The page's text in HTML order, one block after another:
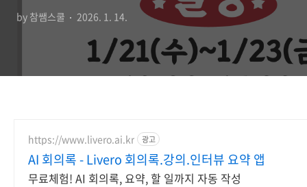
by 참쌤스쿨 2026. 1. 14.
https://www.livero.ai.kr 광고
AI 회의록 - Livero 회의록.강의.인터뷰 요약 앱
무료체험! AI 회의록, 요약, 할 일까지 자동 작성